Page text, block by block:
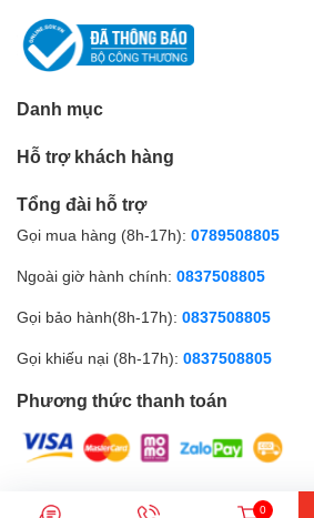
Danh mục
Hỗ trợ khách hàng
Tổng đài hỗ trợ
Gọi mua hàng (8h-17h): 0789508805
Ngoài giờ hành chính: 0837508805
Gọi bảo hành(8h-17h): 0837508805
Gọi khiếu nại (8h-17h): 0837508805
Phương thức thanh toán
© Bản quyền thuộc về Amall.vn | 0